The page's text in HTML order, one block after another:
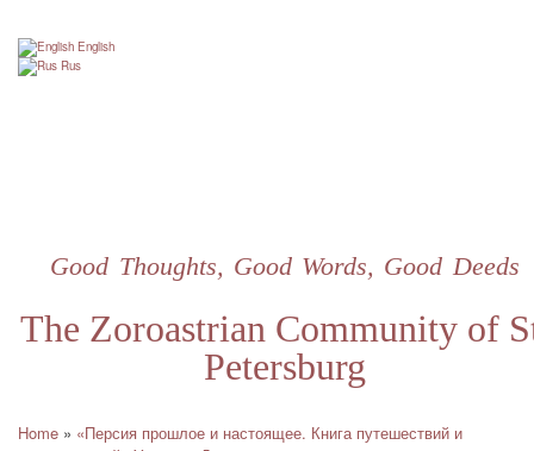
The Zoroastrian Community of
Petersburg
Good Thoughts, Good Words, Good Deeds
English
Rus
Home
«Персия прошлое и настоящее. Книга путешествий и